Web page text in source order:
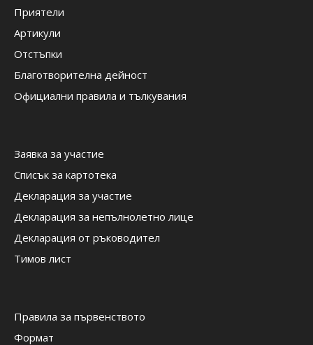
Приятели
Артикули
Отстъпки
Благотворителна дейност
Официални правила и тълкувания
Заявка за участие
Списък за картотека
Декларация за участие
Декларация за непълнолетно лице
Декларация от ръководител
Тимов лист
Правила за първенството
Формат